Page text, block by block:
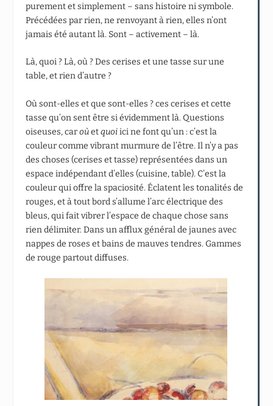
purement et simplement – sans histoire ni symbole.
Précédées par rien, ne renvoyant à rien, elles n’ont
jamais été autant là. Sont – activement – là.
Là, quoi ? Là, où ? Des cerises et une tasse sur une
table, et rien d’autre ?
Où sont-elles et que sont-elles ? ces cerises et cette
tasse qu’on sent être si évidemment là. Questions
oiseuses, caroùetquoiici ne font qu’un : c’est la
couleur comme vibrant murmure de l’être. Il n’y a pas
des choses (cerises et tasse) représentées dans un
espace indépendant d’elles (cuisine, table). C’est la
couleur qui offre la spaciosité. Éclatent les tonalités de
rouges, et à tout bord s’allume l’arc électrique des
bleus, qui fait vibrer l’espace de chaque chose sans
rien délimiter. Dans un afflux général de jaunes avec
nappes de roses et bains de mauves tendres. Gammes
de rouge partout diffuses.